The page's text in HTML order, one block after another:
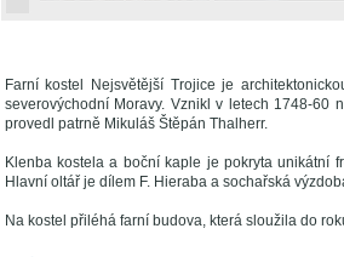
Farní kostel Nejsvětější Trojice je
severovýchodní Moravy. Vznikl v letech 1748-60
provedl patrně Mikuláš Štěpán Thalherr.
Klenba kostela a boční kaple je pokryta unikátní
Hlavní oltář je dílem F. Hieraba a sochařská
Na kostel přiléhá farní budova, která sloužila do